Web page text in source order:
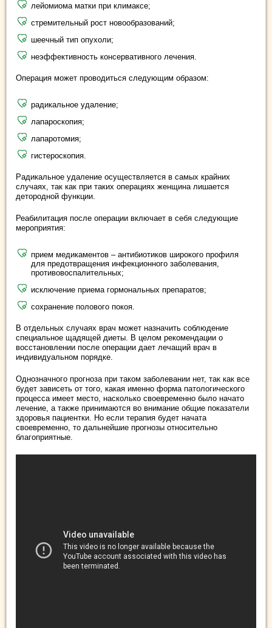
лейомиома матки при климаксе;
стремительный рост новообразований;
шеечный тип опухоли;
неэффективность консервативного лечения.
Операция может проводиться следующим образом:
радикальное удаление;
лапароскопия;
лапаротомия;
гистероскопия.
Радикальное удаление осуществляется в самых крайних
случаях, так как при таких операциях женщина лишается
детородной функции.
Реабилитация после операции включает в себя следующие
мероприятия:
прием медикаментов – антибиотиков широкого профиля
для предотвращения инфекционного заболевания,
противовоспалительных;
исключение приема гормональных препаратов;
сохранение полового покоя.
В отдельных случаях врач может назначить соблюдение
специальное щадящей диеты. В целом рекомендации о
восстановлении после операции дает лечащий врач в
индивидуальном порядке.
Однозначного прогноза при таком заболевании нет, так как все
будет зависеть от того, какая именно форма патологического
процесса имеет место, насколько своевременно было начато
лечение, а также принимаются во внимание общие показатели
здоровья пациентки. Но если терапия будет начата
своевременно, то дальнейшие прогнозы относительно
благоприятные.